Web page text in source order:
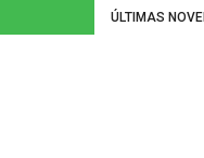
ÚLTIMAS